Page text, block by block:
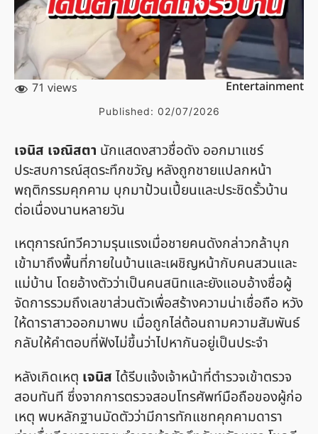
71 views Entertainment
Published: 02/07/2026
เจนิส เจณิสตา นักแสดงสาวชื่อดัง ออกมาแชร์
ประสบการณ์สุดระทึกขวัญ หลังถูกชายแปลกหน้า
พฤติกรรมคุกคาม บุกมาป้วนเปี้ยนและประชิดรั้วบ้าน
ต่อเนื่องนานหลายวัน
เหตุการณ์ทวีความรุนแรงเมื่อชายคนดังกล่าวกล้าบุก
เข้ามาถึงพื้นที่ภายในบ้านและเผชิญหน้ากับคนสวนและ
แม่บ้าน โดยอ้างตัวว่าเป็นคนสนิทและยังแอบอ้างชื่อผู้
จัดการรวมถึงเลขาส่วนตัวเพื่อสร้างความน่าเชื่อถือ หวัง
ให้ดาราสาวออกมาพบ เมื่อถูกไล่ต้อนถามความสัมพันธ์
กลับให้คำตอบที่ฟังไม่ขึ้นว่าไปหากันอยู่เป็นประจำ
หลังเกิดเหตุ เจนิส ได้รีบแจ้งเจ้าหน้าที่ตำรวจเข้าตรวจ
สอบทันที ซึ่งจากการตรวจสอบโทรศัพท์มือถือของผู้ก่อ
เหตุ พบหลักฐานมัดตัวว่ามีการทักแชทคุกคามดารา